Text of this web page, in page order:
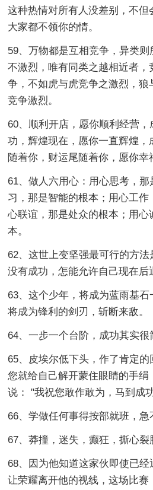
这种热情对所有人没差别，不
大家都不领你的情。
59、万物都是互相竞争，异类
不激烈，唯有同类之越相近者
争，不如虎与虎竞争之激烈，狼
竞争激烈。
60、顺利开店，愿你顺利经营
功，辉煌现在，愿你一直辉煌，
随着你，财运尾随着你，愿你幸
61、做人六用心：用心思考，
习，那是智能的根本；用心工作
心联谊，那是处众的根本；用心
本。
62、这世上变坚强最可行的方
没有成功，怎能允许自己现在后
63、这个少年，将成为蓝雨基
将成为锋利的剑刃，斩断来敌。
64、一步一个台阶，成功其实很
65、皮埃尔低下头，作了肯定的
您就给自己解开蒙住眼睛的手
说： "我祝您敢作敢为，马到成
66、学做任何事得按部就班，急
67、莽撞，迷失，癫狂，撕心裂
68、因为他知道这家伙即使已
让荣耀离开他的视线，这场比